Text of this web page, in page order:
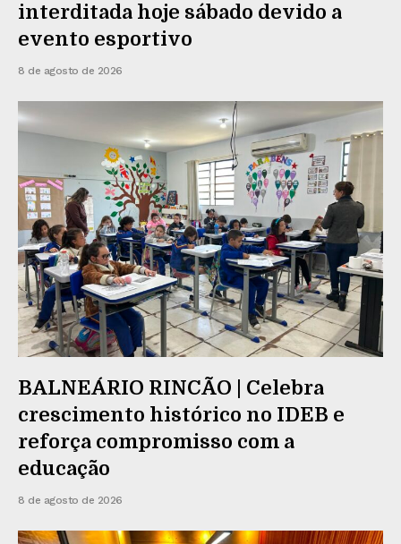
interditada hoje sábado devido a
evento esportivo
8 de agosto de 2026
BALNEÁRIO RINCÃO | Celebra
crescimento histórico no IDEB e
reforça compromisso com a
educação
8 de agosto de 2026